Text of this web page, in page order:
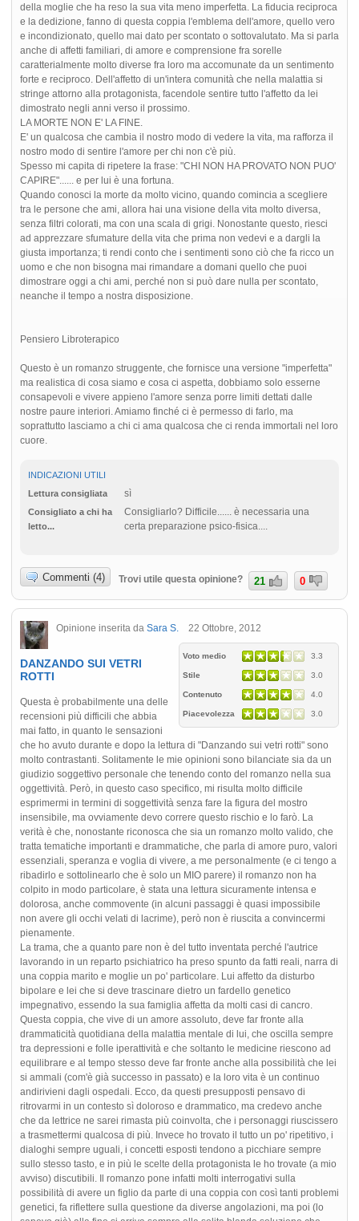
della moglie che ha reso la sua vita meno imperfetta. La fiducia reciproca
e la dedizione, fanno di questa coppia l'emblema dell'amore, quello vero
e incondizionato, quello mai dato per scontato o sottovalutato. Ma si parla
anche di affetti familiari, di amore e comprensione fra sorelle
caratterialmente molto diverse fra loro ma accomunate da un sentimento
forte e reciproco. Dell'affetto di un'intera comunità che nella malattia si
stringe attorno alla protagonista, facendole sentire tutto l'affetto da lei
dimostrato negli anni verso il prossimo.
LA MORTE NON E' LA FINE.
E' un qualcosa che cambia il nostro modo di vedere la vita, ma rafforza il
nostro modo di sentire l'amore per chi non c'è più.
Spesso mi capita di ripetere la frase: "CHI NON HA PROVATO NON PUO'
CAPIRE"...... e per lui è una fortuna.
Quando conosci la morte da molto vicino, quando comincia a scegliere
tra le persone che ami, allora hai una visione della vita molto diversa,
senza filtri colorati, ma con una scala di grigi. Nonostante questo, riesci
ad apprezzare sfumature della vita che prima non vedevi e a dargli la
giusta importanza; ti rendi conto che i sentimenti sono ciò che fa ricco un
uomo e che non bisogna mai rimandare a domani quello che puoi
dimostrare oggi a chi ami, perché non si può dare nulla per scontato,
neanche il tempo a nostra disposizione.
Pensiero Libroterapico
Questo è un romanzo struggente, che fornisce una versione "imperfetta"
ma realistica di cosa siamo e cosa ci aspetta, dobbiamo solo esserne
consapevoli e vivere appieno l'amore senza porre limiti dettati dalle
nostre paure interiori. Amiamo finché ci è permesso di farlo, ma
soprattutto lasciamo a chi ci ama qualcosa che ci renda immortali nel loro
cuore.
INDICAZIONI UTILI
Lettura consigliata
sì
Consigliato a chi ha
letto...
Consigliarlo? Difficile...... è necessaria una
certa preparazione psico-fisica....
Commenti (4) Trovi utile questa opinione? 21 0
Opinione inserita da Sara S. 22 Ottobre, 2012
Voto medio 3.3
Stile 3.0
Contenuto 4.0
Piacevolezza 3.0
DANZANDO SUI VETRI
ROTTI
Questa è probabilmente una delle
recensioni più difficili che abbia
mai fatto, in quanto le sensazioni
che ho avuto durante e dopo la lettura di "Danzando sui vetri rotti" sono
molto contrastanti. Solitamente le mie opinioni sono bilanciate sia da un
giudizio soggettivo personale che tenendo conto del romanzo nella sua
oggettività. Però, in questo caso specifico, mi risulta molto difficile
esprimermi in termini di soggettività senza fare la figura del mostro
insensibile, ma ovviamente devo correre questo rischio e lo farò. La
verità è che, nonostante riconosca che sia un romanzo molto valido, che
tratta tematiche importanti e drammatiche, che parla di amore puro, valori
essenziali, speranza e voglia di vivere, a me personalmente (e ci tengo a
ribadirlo e sottolinearlo che è solo un MIO parere) il romanzo non ha
colpito in modo particolare, è stata una lettura sicuramente intensa e
dolorosa, anche commovente (in alcuni passaggi è quasi impossibile
non avere gli occhi velati di lacrime), però non è riuscita a convincermi
pienamente.
La trama, che a quanto pare non è del tutto inventata perché l'autrice
lavorando in un reparto psichiatrico ha preso spunto da fatti reali, narra di
una coppia marito e moglie un po' particolare. Lui affetto da disturbo
bipolare e lei che si deve trascinare dietro un fardello genetico
impegnativo, essendo la sua famiglia affetta da molti casi di cancro.
Questa coppia, che vive di un amore assoluto, deve far fronte alla
drammaticità quotidiana della malattia mentale di lui, che oscilla sempre
tra depressioni e folle iperattività e che soltanto le medicine riescono ad
equilibrare e al tempo stesso deve far fronte anche alla possibilità che lei
si ammali (com'è già successo in passato) e la loro vita è un continuo
andirivieni dagli ospedali. Ecco, da questi presupposti pensavo di
ritrovarmi in un contesto sì doloroso e drammatico, ma credevo anche
che da lettrice ne sarei rimasta più coinvolta, che i personaggi riuscissero
a trasmettermi qualcosa di più. Invece ho trovato il tutto un po' ripetitivo, i
dialoghi sempre uguali, i concetti esposti tendono a picchiare sempre
sullo stesso tasto, e in più le scelte della protagonista le ho trovate (a mio
avviso) discutibili. Il romanzo pone infatti molti interrogativi sulla
possibilità di avere un figlio da parte di una coppia con così tanti problemi
genetici, fa riflettere sulla questione da diverse angolazioni, ma poi (lo